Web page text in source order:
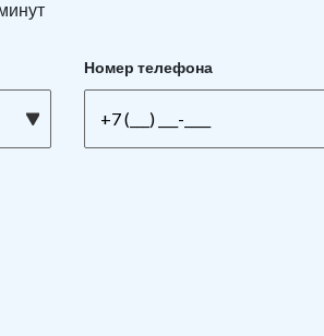
Номер телефона